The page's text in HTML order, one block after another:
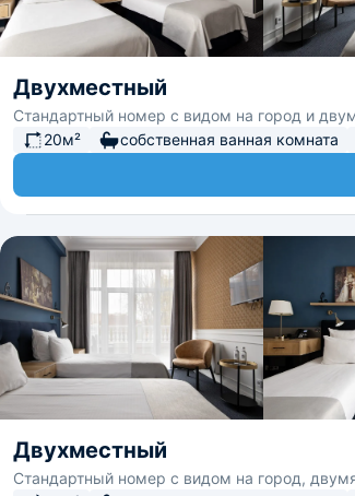
Двухместный
Стандартный номер с видом на город и
20м²
собственная ванная комната
Двухместный
Стандартный номер с видом на город,